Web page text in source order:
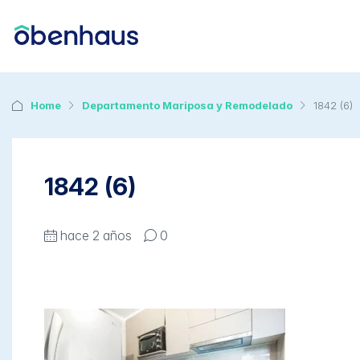
Home Departamento Mariposa y Remodelado 1842 (6)
1842 (6)
hace 2 años 0